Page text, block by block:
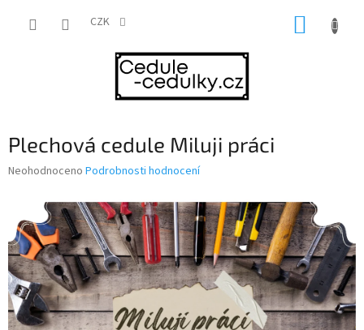
CZK
Plechová cedule Miluji práci
Průměrné
produktu
0,0
z
5
hvězdiček.
Neohodnoceno Podrobnosti hodnocení